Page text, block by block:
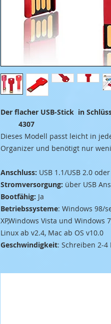
Der flacher
4307
Dieses Modell passt leicht in
Organizer und benötigt nur
Anschluss: USB 1.1/USB 2.0
Stromversorgung: über USB
Bootfähig: Ja
Betriebssysteme: Windows 98/
XP,Windows Vista und Windows
Linux ab v2.4, Mac ab OS v10.0
Geschwindigkeit: Schreiben 2-4